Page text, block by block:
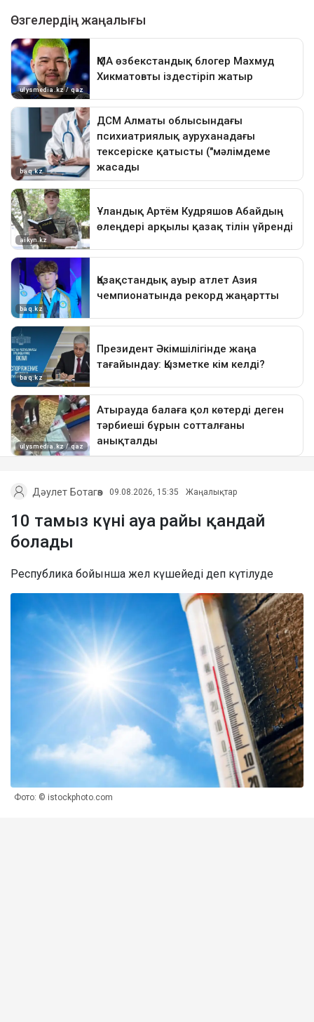
Дәулет Ботагөз 09.08.2026, 15:35 Жаңалықтар
10 тамыз күні ауа райы қандай
болады
Республика бойынша жел күшейеді деп күтілуде
Фото: © istockphoto.com